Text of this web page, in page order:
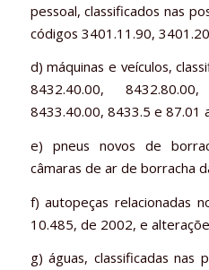
pessoal, classificados nas
códigos 3401.11.90,
d) máquinas e veículos,
8432.40.00,
8433.40.00, 8433.5 e 87.01
e) pneus novos de
câmaras de ar de borracha
f) autopeças relacionadas
10.485, de 2002, e
g) águas, classificadas nas